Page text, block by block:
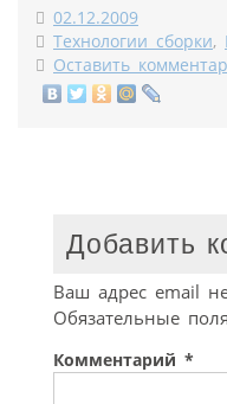
02.12.2009
Технологии сборки,
Оставить
Добавить
Ваш адрес email
Обязательные
Комментарий *